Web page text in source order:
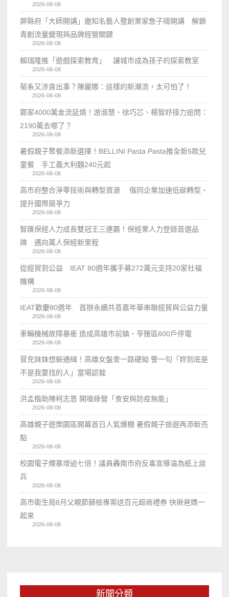
2026-08-08
屏縣府「大師開講」邀知名藝人暨創業家詹子晴開講 解鎖
青創流量變現與品牌經營關鍵
2026-08-08
賴瑞隆推「遊戲探索教育」 讓城市成為孩子的探索教室
2026-08-08
菊系又涉貪出事？陳麗娜：這樣的新潮流，太可怕了！
2026-08-08
鄭家4000萬金流延燒！游淑慧、徐巧芯、楊智妤接力追問：
2190萬去哪了？
2026-08-08
暑假親子聚餐添新選擇！BELLINI Pasta Pasta推全新5款兒
童餐 手工義大利麵240元起
2026-08-08
高市府整合淨零技術與轉型資源 偕同企業加速低碳轉型、
提升國際競爭力
2026-08-08
智匯保經人力成長雙冠王三連霸！保經業人力登錄首選品
牌 邁向萬人保經新里程
2026-08-08
從經貿到公益 IEAT 80週年攜手募272萬元支持20家社福
機構
2026-08-08
IEAT歡慶80週年 首辦永續共善嘉年華串聯經貿與公益力量
2026-08-08
車輛機械故障暴衝 造成高雄市前鎮、苓雅區600戶停電
2026-08-08
冒充妹妹想躲通緝！高雄女盤查一路硬拗 警一句「妳到底是
不是我要找的人」當場認栽
2026-08-08
洪孟楷助陣柯志恩 開嗆綠營「食安與防疫無能」
2026-08-08
高雄親子遊樂園區開幕首日人氣爆棚 暑假親子旅遊再添新亮
點
2026-08-08
校園電子煙暴增逾七倍！議員轟南市府反毒宣導淪為紙上談
兵
2026-08-08
高市衛生局8月父親節篩檢專案送百元超商禮券 快揪爸媽一
起來
2026-08-08
新聞分類